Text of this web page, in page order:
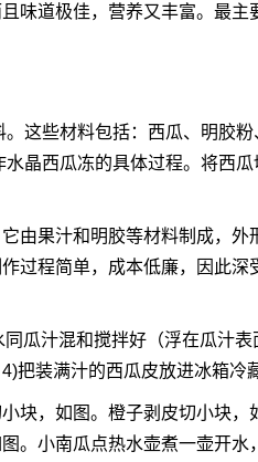
味道极佳，营养又丰富。最
这些材料包括：西瓜、明胶
水晶西瓜冻的具体过程。将西
由果汁和明胶等材料制成，外
过程简单，成本低廉，因此深
瓜汁混和搅拌好（浮在瓜汁
把装满汁的西瓜皮放进冰箱冷
块，如图。橙子剥皮切小块，
。小南瓜点热水壶煮一壶开水